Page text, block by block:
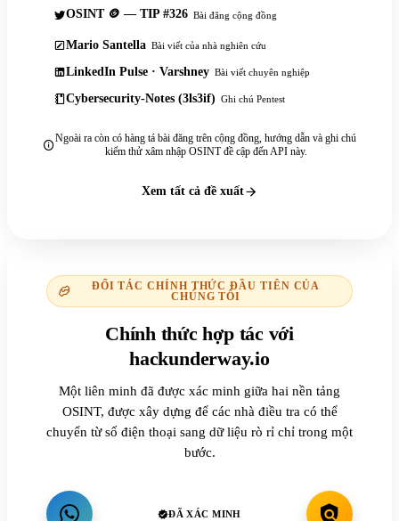
OSINT 🪙 — TIP #326 Bài đăng cộng đồng
Mario Santella Bài viết của nhà nghiên cứu
LinkedIn Pulse · Varshney Bài viết chuyên nghiệp
Cybersecurity-Notes (3ls3if) Ghi chú Pentest
Ngoài ra còn có hàng tá bài đăng trên cộng đồng, hướng dẫn và ghi chú
kiểm thử xâm nhập OSINT đề cập đến API này.
Xem tất cả đề xuất
ĐỐI TÁC CHÍNH THỨC ĐẦU TIÊN CỦA
CHÚNG TÔI
Chính thức hợp tác với
hackunderway.io
Một liên minh đã được xác minh giữa hai nền tảng
OSINT, được xây dựng để các nhà điều tra có thể
chuyển từ số điện thoại sang dữ liệu rò rỉ chỉ trong một
bước.
ĐÃ XÁC MINH